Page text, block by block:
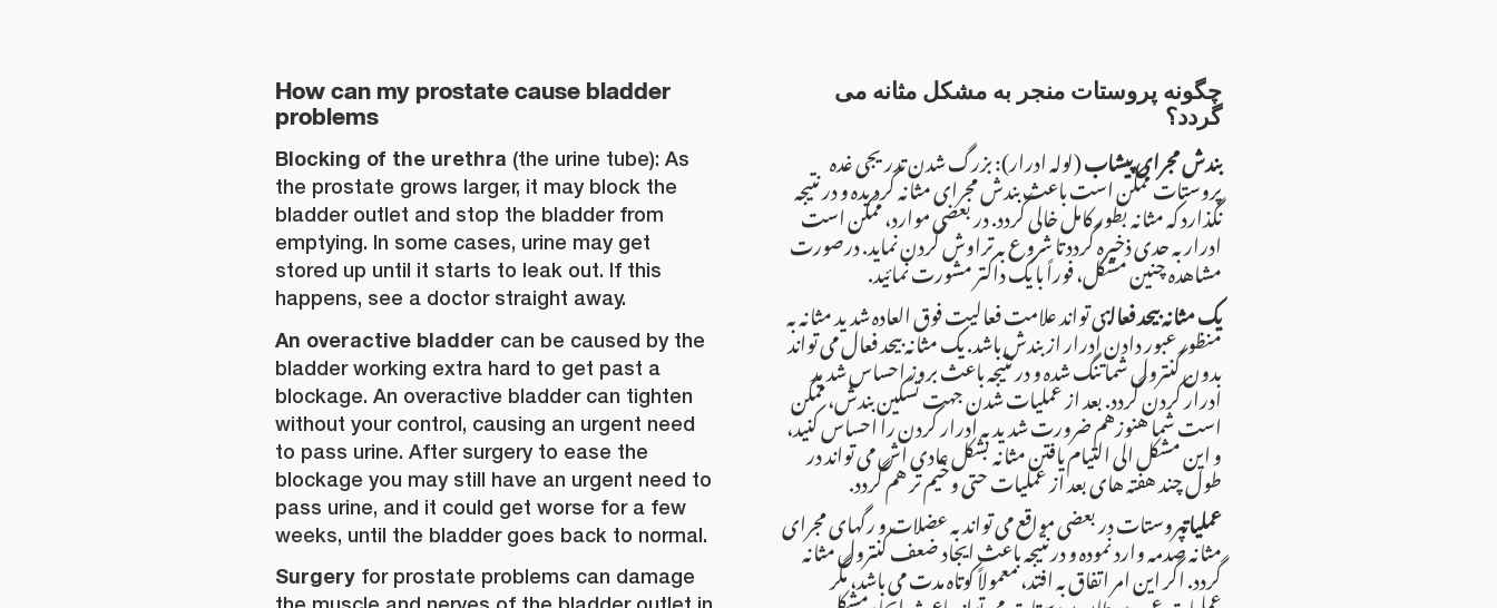
How can my prostate cause bladder
problems
Blocking of the urethra (the urine tube): As
the prostate grows larger, it may block the
bladder outlet and stop the bladder from
emptying. In some cases, urine may get
stored up until it starts to leak out. If this
happens, see a doctor straight away.
An overactive bladder can be caused by the
bladder working extra hard to get past a
blockage. An overactive bladder can tighten
without your control, causing an urgent need
to pass urine. After surgery to ease the
blockage you may still have an urgent need to
pass urine, and it could get worse for a few
weeks, until the bladder goes back to normal.
Surgery for prostate problems can damage
چگونه پروستات منجر به مشکل مثانه می
گردد؟
بندش مجرای پیشاب(لوله ادرار): بزرگ شدن تدریجی غده
پروستات ممکن است باعث بندش مجرای مثانه گردیده و در نتیجه
نگذارد که مثانه بطور کامل خالی گردد. در بعضی موارد، ممکن است
ادرار به حدی ذخیره گردد تا شروع به تراوش کردن نماید. درصورت
مشاهده چنین مشکل، فوراً با یک داکتر مشورت نمائید.
یک مثانه بیحد فعالمی تواند علامت فعالیت فوق العاده شدید مثانه به
منظور عبور دادن ادرار از بندش باشد. یک مثانه بیحد فعال می تواند
بدون کنترول شما تنگ شده و در نتیجه باعث بروز احساس شدید
ادرار کردن گردد. بعد از عملیات شدن جهت تسکین بندش، ممکن
است شما هنوزهم ضرورت شدید به ادرار کردن را احساس کنید،
و این مشکل الی التیام یافتن مثانه بشکل عادی اش می تواند در
طول چند هفته های بعد از عملیات حتی وخیم تر هم گردد.
عملیاتپروستات در بعضی مواقع می تواند به عضلات و رگهای مجرای
مثانه صدمه وارد نموده و درنتیجه باعث ایجاد ضعف کنترول مثانه
گردد. اگر این امر اتفاق به افتد، معمولاً کوتاه مدت می باشد، مگر